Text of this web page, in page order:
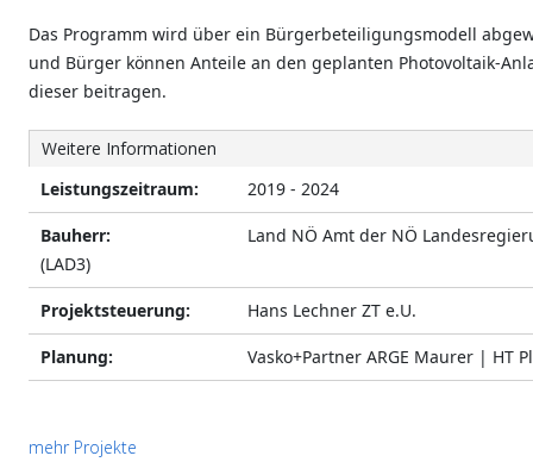
Das Programm wird über ein Bürgerbeteiligungsmodell
und Bürger können Anteile an den geplanten Photovoltaik-
dieser beitragen.
Weitere Informationen
Leistungszeitraum:
2019 - 2024
Bauherr:
Land NÖ Amt der NÖ
(LAD3)
Projektsteuerung: Hans Lechner ZT e.U.
Planung: Vasko+Partner ARGE Maurer | HT
mehr Projekte